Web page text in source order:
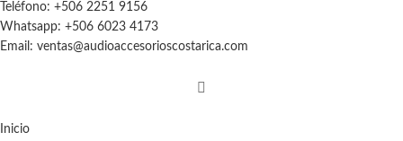
Teléfono: +506 2251 9156
Whatsapp: +506 6023 4173
Email: ventas@audioaccesorioscostarica.com
Inicio